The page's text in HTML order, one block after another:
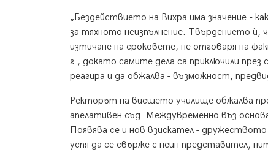
„Бездействието на Вихра има значение -
за тяхното неизпълнение. Твърдението ѝ,
изтичане на сроковете, не отговаря на
г., докато самите дела са приключили
реагира и да обжалва - възможност,
Ректорът на висшето училище обжалва
апелативен съд. Междувременно въз
Появява се и нов взискател -
успя да се свърже с неин представител,